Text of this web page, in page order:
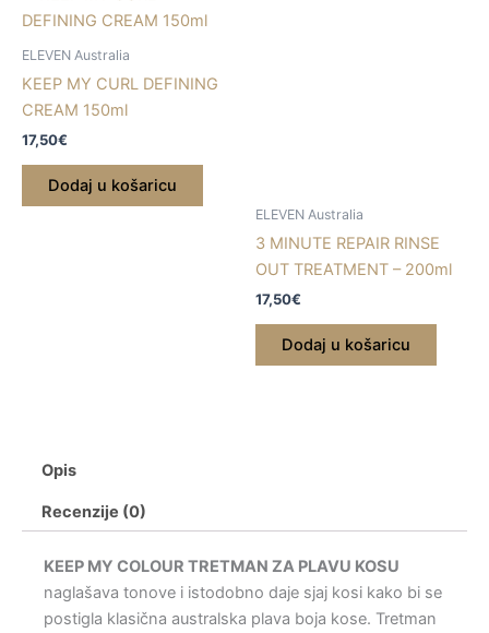
Opis
Recenzije (0)
KEEP MY COLOUR TRETMAN ZA PLAVU KOSU
naglašava tonove i istodobno daje sjaj kosi kako bi se
postigla klasična australska plava boja kose. Tretman
ELEVEN Australia
KEEP MY CURL DEFINING
CREAM 150ml
17,50€
Dodaj u košaricu
ELEVEN Australia
3 MINUTE REPAIR RINSE
OUT TREATMENT – 200ml
17,50€
Dodaj u košaricu